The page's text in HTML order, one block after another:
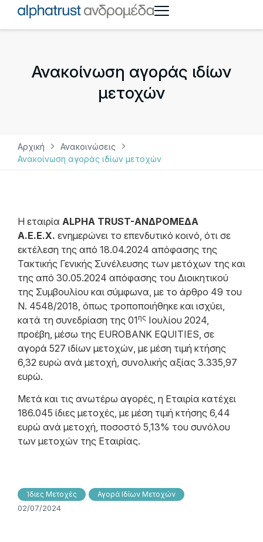
Ανακοίνωση αγοράς ιδίων
μετοχών
Αρχική
Ανακοινώσεις
Ανακοίνωση αγοράς ιδίων μετοχών
Η εταιρία ALPHA TRUST-ΑΝΔΡΟΜΕΔΑ
Α.Ε.Ε.Χ. ενημερώνει το επενδυτικό κοινό, ότι σε
εκτέλεση της από 18.04.2024 απόφασης της
Τακτικής Γενικής Συνέλευσης των μετόχων της και
της από 30.05.2024 απόφασης του Διοικητικού
της Συμβουλίου και σύμφωνα, με το άρθρο 49 του
N. 4548/2018, όπως τροποποιήθηκε και ισχύει,
κατά τη συνεδρίαση της 01ης Ιουλίου 2024,
προέβη, μέσω της EUROBANK EQUITIES, σε
αγορά 527 ιδίων μετοχών, με μέση τιμή κτήσης
6,32 ευρώ ανά μετοχή, συνολικής αξίας 3.335,97
ευρώ.
Μετά και τις ανωτέρω αγορές, η Εταιρία κατέχει
186.045 ίδιες μετοχές, με μέση τιμή κτήσης 6,44
ευρώ ανά μετοχή, ποσοστό 5,13% του συνόλου
των μετοχών της Εταιρίας.
Ίδιες Μετοχές Αγορά Ιδίων Μετοχών
02/07/2024